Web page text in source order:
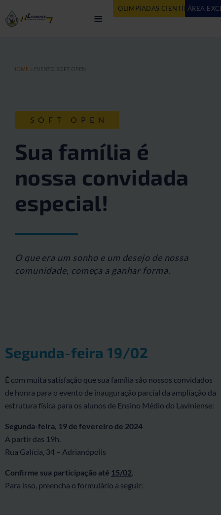
≡
OLIMPÍADAS CIENTÍFICAS
ÁREA
HOME EVENTO SOFT OPEN
SOFT OPEN
Sua família é
nossa convidada
especial!
O que era um sonho e um desejo de nossa
comunidade, começa a ganhar forma.
Segunda-feira 19/02
É com muita satisfação que sua família são nossos convidados
de honra para o evento de inauguração parcial da ampliação da
estrutura física para os alunos de Ensino Médio do Laviniense:
Segunda-feira, 19 de fevereiro de 2024
A partir das 19h.
Rua Galícia, 34 – Adrianópolis
Confirme sua participação até 15/02
Para isso, preencha o formulário a seguir: